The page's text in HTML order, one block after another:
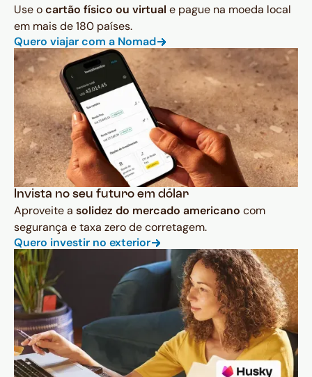
Use ocartão físico ou virtual e pague na moeda local
em mais de 180 países.
Quero viajar com a Nomad
Invista no seu futuro em dólar
Aproveite a solidez do mercado americano com
segurança e taxa zero de corretagem.
Quero investir no exterior